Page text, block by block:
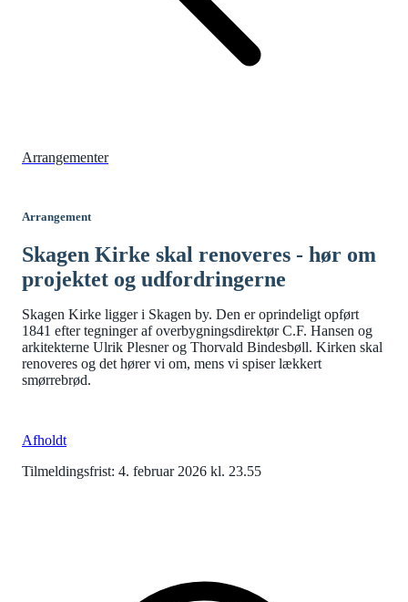
Arrangementer
Arrangement
Skagen Kirke skal renoveres - hør om
projektet og udfordringerne
Skagen Kirke ligger i Skagen by. Den er oprindeligt opført
1841 efter tegninger af overbygningsdirektør C.F. Hansen og
arkitekterne Ulrik Plesner og Thorvald Bindesbøll. Kirken skal
renoveres og det hører vi om, mens vi spiser lækkert
smørrebrød.
Afholdt
Tilmeldingsfrist: 4. februar 2026 kl. 23.55